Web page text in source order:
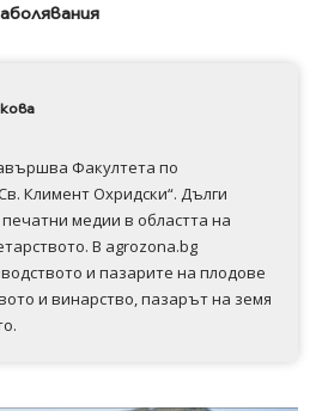
Факултета по
Климент Охридски“. Дълги
медии в областта на
В agrozona.bg
и пазарите на плодове
и винарство, пазарът на земя